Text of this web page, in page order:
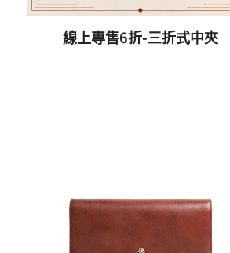
線上專售6折-三折式中夾